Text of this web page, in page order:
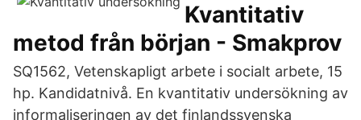
Kvantitativ
metod från början - Smakprov
SQ1562, Vetenskapligt arbete i socialt arbete, 15
hp. Kandidatnivå. En kvantitativ undersökning av
informaliseringen av det finlandssvenska